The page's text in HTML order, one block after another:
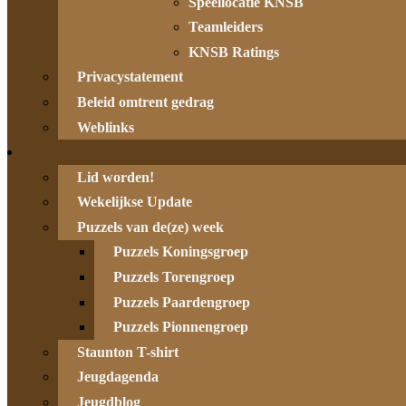
Teamleiders
KNSB Ratings
Privacystatement
Beleid omtrent gedrag
Weblinks
Lid worden!
Wekelijkse Update
Puzzels van de(ze) week
Puzzels Koningsgroep
Puzzels Torengroep
Puzzels Paardengroep
Puzzels Pionnengroep
Staunton T-shirt
Jeugdagenda
Jeugdblog